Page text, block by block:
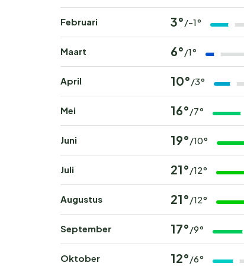
Februari 3° /-1°
Maart 6° /1°
April 10° /3°
Mei 16° /7°
Juni 19° /10°
Juli 21° /12°
Augustus 21° /12°
September 17° /9°
Oktober 12° /6°